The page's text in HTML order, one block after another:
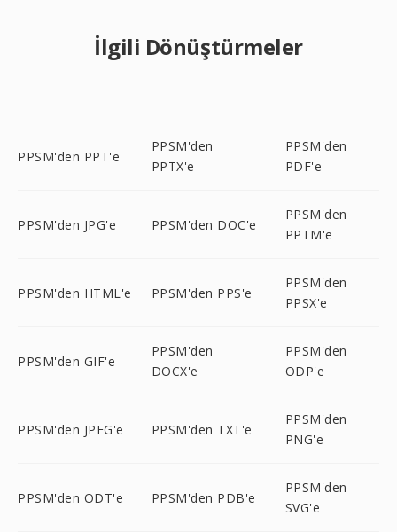
İlgili Dönüştürmeler
PPSM'den PPT'e
PPSM'den
PPTX'e
PPSM'den
PDF'e
PPSM'den JPG'e PPSM'den DOC'e
PPSM'den
PPTM'e
PPSM'den HTML'e PPSM'den PPS'e
PPSM'den
PPSX'e
PPSM'den GIF'e
PPSM'den
DOCX'e
PPSM'den
ODP'e
PPSM'den JPEG'e PPSM'den TXT'e
PPSM'den
PNG'e
PPSM'den ODT'e PPSM'den PDB'e
PPSM'den
SVG'e